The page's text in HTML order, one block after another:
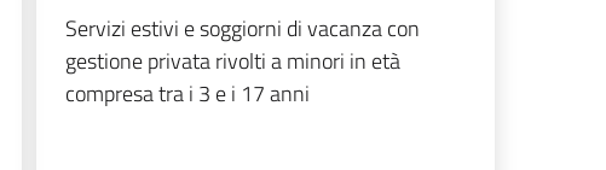
Servizi estivi e soggiorni di vacanza con
gestione privata rivolti a minori in età
compresa tra i 3 e i 17 anni